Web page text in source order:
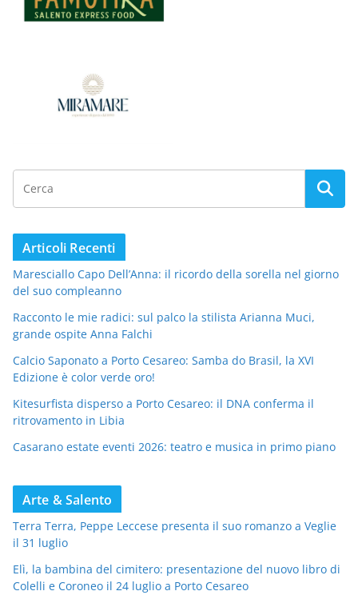
Articoli Recenti
Maresciallo Capo Dell’Anna: il ricordo della sorella nel giorno
del suo compleanno
Racconto le mie radici: sul palco la stilista Arianna Muci,
grande ospite Anna Falchi
Calcio Saponato a Porto Cesareo: Samba do Brasil, la XVI
Edizione è color verde oro!
Kitesurfista disperso a Porto Cesareo: il DNA conferma il
ritrovamento in Libia
Casarano estate eventi 2026: teatro e musica in primo piano
Arte & Salento
Terra Terra, Peppe Leccese presenta il suo romanzo a Veglie
il 31 luglio
Elì, la bambina del cimitero: presentazione del nuovo libro di
Colelli e Coroneo il 24 luglio a Porto Cesareo